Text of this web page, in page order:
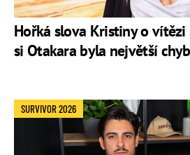
Hořká slova Kristiny o
si Otakara byla největší
SURVIVOR 2026